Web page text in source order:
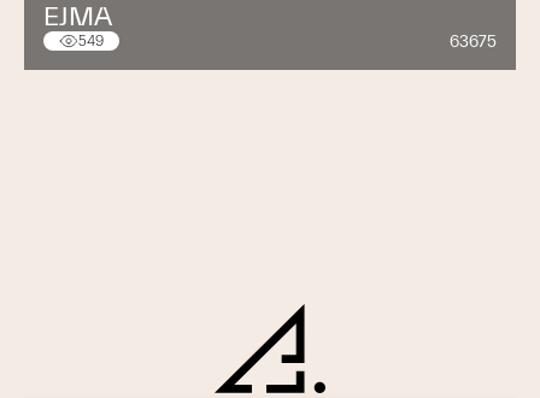
EJMA
549 63675